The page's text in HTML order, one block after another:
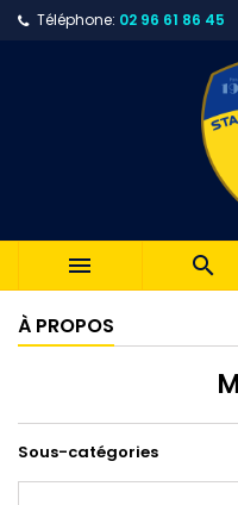
Téléphone: 02 96 61 86 45
 
À PROPOS
Sous-catégories